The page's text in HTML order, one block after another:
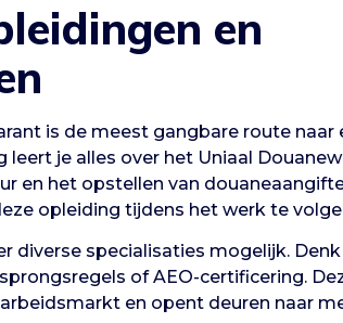
en
is de meest gangbare route naar
leert je alles over het Uniaal
en het opstellen van
opleiding tijdens het werk te
diverse specialisaties mogelijk.
of AEO-certificering.
en opent deuren naar